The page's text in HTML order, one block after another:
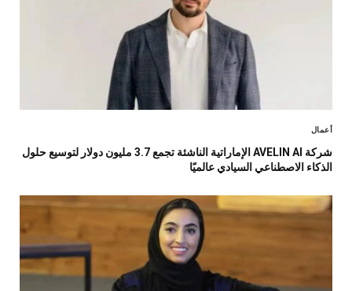
أعمال
شركة AVELIN AI الإماراتية الناشئة تجمع 3.7 مليون دولار لتوسيع حلول
الذكاء الاصطناعي السيادي عالميًا